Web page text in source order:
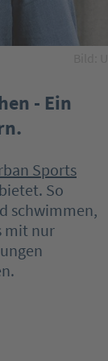
- Ein
Sports
So
schwimmen,
mit nur